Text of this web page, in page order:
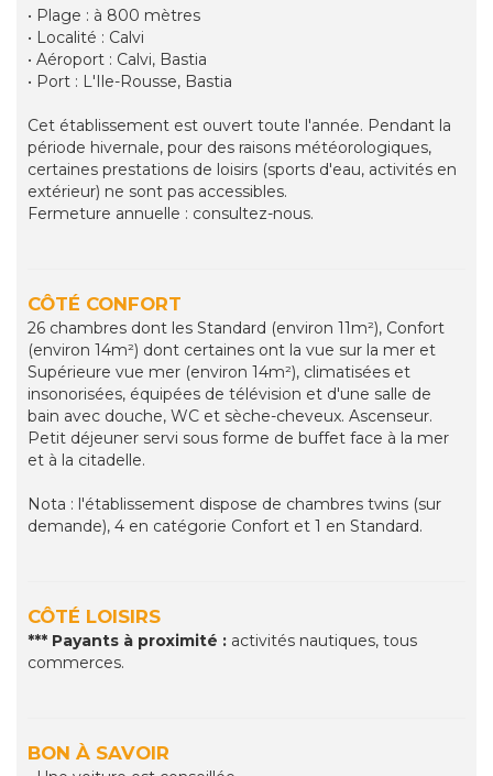
• Plage : à 800 mètres
• Localité : Calvi
• Aéroport : Calvi, Bastia
• Port : L'Ile-Rousse, Bastia
Cet établissement est ouvert toute l'année. Pendant la
période hivernale, pour des raisons météorologiques,
certaines prestations de loisirs (sports d'eau, activités en
extérieur) ne sont pas accessibles.
Fermeture annuelle : consultez-nous.
CÔTÉ CONFORT
26 chambres dont les Standard (environ 11m²), Confort
(environ 14m²) dont certaines ont la vue sur la mer et
Supérieure vue mer (environ 14m²), climatisées et
insonorisées, équipées de télévision et d'une salle de
bain avec douche, WC et sèche-cheveux. Ascenseur.
Petit déjeuner servi sous forme de buffet face à la mer
et à la citadelle.
Nota : l'établissement dispose de chambres twins (sur
demande), 4 en catégorie Confort et 1 en Standard.
CÔTÉ LOISIRS
*** Payants à proximité : activités nautiques, tous
commerces.
BON À SAVOIR